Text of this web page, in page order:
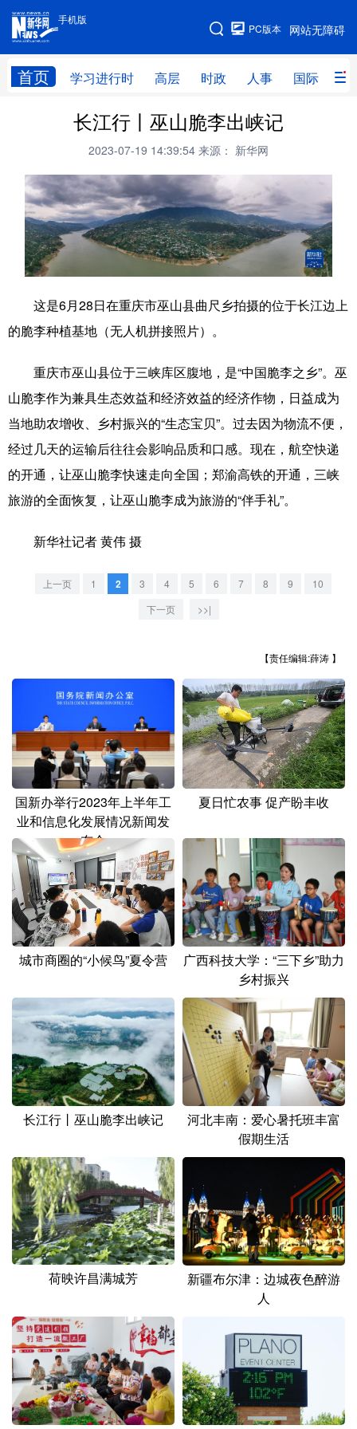
手机版
网站无障碍
PC版本
首页 学习进行时 高层 时政 人事 国际 财
手机版
网站地图
学习进行时 高层 时政
财经 网评
台湾 思客智库 全球连线
科技 科创 量子 体育
文化 书画 健康 军事
法律
学术中国 乡村振兴 溯源中国
城市 旅游 能源 会展
彩票 娱乐 时尚 悦读
地方频道
河北
江苏
福建 江西
山东 河南 湖北 湖南
广东 广西 海南 重庆
四川 贵州 云南 西藏
陕西 甘肃
新疆 内蒙古 黑龙江
多语种频道
English Español Français عربى
한국어
Deutsch Português
长江行丨巫山脆李出峡记
2023-07-19 14:39:54 来源： 新华网
这是6月28日在重庆市巫山县曲尺乡拍摄的位于长江边上
的脆李种植基地（无人机拼接照片）。
重庆市巫山县位于三峡库区腹地，是“中国脆李之乡”。巫
山脆李作为兼具生态效益和经济效益的经济作物，日益成为
当地助农增收、乡村振兴的“生态宝贝”。过去因为物流不便，
经过几天的运输后往往会影响品质和口感。现在，航空快递
的开通，让巫山脆李快速走向全国；郑渝高铁的开通，三峡
旅游的全面恢复，让巫山脆李成为旅游的“伴手礼”。
新华社记者 黄伟 摄
上一页 1 2 3 4 5 6 7 8 9
10
下一页
>>|
【责任编辑:薛涛 】
国新办举行2023年上半年工
业和信息化发展情况新闻发
布会
夏日忙农事 促产盼丰收
城市商圈的“小候鸟”夏令营
广西科技大学：“三下乡”助力
乡村振兴
长江行丨巫山脆李出峡记
河北丰南：爱心暑托班丰富
假期生活
荷映许昌满城芳
新疆布尔津：边城夜色醉游
人